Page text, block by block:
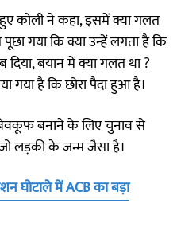
कोली ने कहा, इसमें क्या गलत
गया कि क्या उन्हें लगता है कि
दिया, बयान में क्या गलत था ?
गया है कि छोरा पैदा हुआ है।
बनाने के लिए चुनाव से
लड़की के जन्म जैसा है।
घोटाले में ACB का बड़ा